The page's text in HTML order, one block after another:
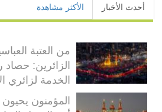
أحدث الأخبار الأكثر مشاهدة
من العتبة
الزائرين:
الخدمة لزائري
المؤمنون